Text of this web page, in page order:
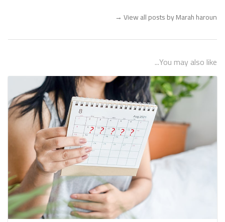
View all posts by Marah haroun
→
You may also like...